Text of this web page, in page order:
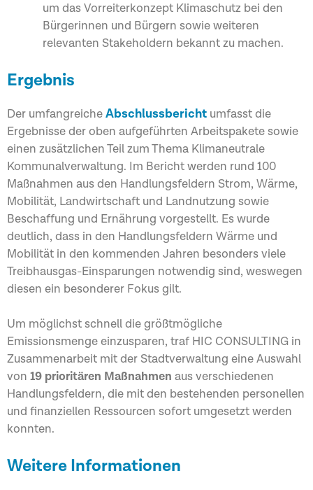
um das Vorreiterkonzept Klimaschutz bei den
Bürgerinnen und Bürgern sowie weiteren
relevanten Stakeholdern bekannt zu machen.
Ergebnis
Der umfangreicheAbschlussbericht umfasst die
Ergebnisse der oben aufgeführten Arbeitspakete sowie
einen zusätzlichen Teil zum Thema Klimaneutrale
Kommunalverwaltung. Im Bericht werden rund 100
Maßnahmen aus den Handlungsfeldern Strom, Wärme,
Mobilität, Landwirtschaft und Landnutzung sowie
Beschaffung und Ernährung vorgestellt. Es wurde
deutlich, dass in den Handlungsfeldern Wärme und
Mobilität in den kommenden Jahren besonders viele
Treibhausgas-Einsparungen notwendig sind, weswegen
diesen ein besonderer Fokus gilt.
Um möglichst schnell die größtmögliche
Emissionsmenge einzusparen, traf HIC CONSULTING in
Zusammenarbeit mit der Stadtverwaltung eine Auswahl
von 19 prioritären Maßnahmen aus verschiedenen
Handlungsfeldern, die mit den bestehenden personellen
und finanziellen Ressourcen sofort umgesetzt werden
konnten.
Weitere Informationen